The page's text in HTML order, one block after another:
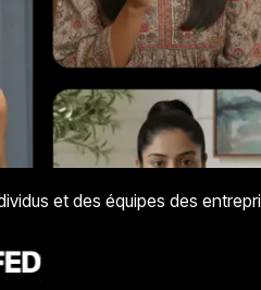
et des équipes des